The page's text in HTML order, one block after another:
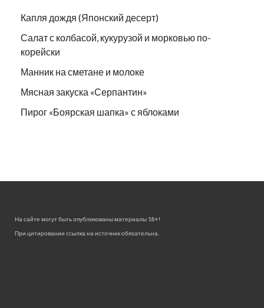
Капля дождя (Японский десерт)
Салат с колбасой, кукурузой и морковью по-
корейски
Манник на сметане и молоке
Мясная закуска «Серпантин»
Пирог «Боярская шапка» с яблоками
На сайте могут быть опубликованы материалы 18+!
При цитировании ссылка на источник обязательна.